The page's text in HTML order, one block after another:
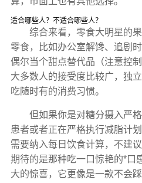
适合哪些人？不适合哪些人？
综合来看，零食大明星的
零食，比如办公室解馋、追剧
偶尔当个甜点替代品（注意控
大多数人的接受度比较广，独
吃随时有的消费习惯。
但如果你是对糖分摄入严
患者或者正在严格执行减脂计
需要纳入每日饮食计算，不建
期待的是那种吃一口惊艳的*口
大的惊喜，它更像是一款不会